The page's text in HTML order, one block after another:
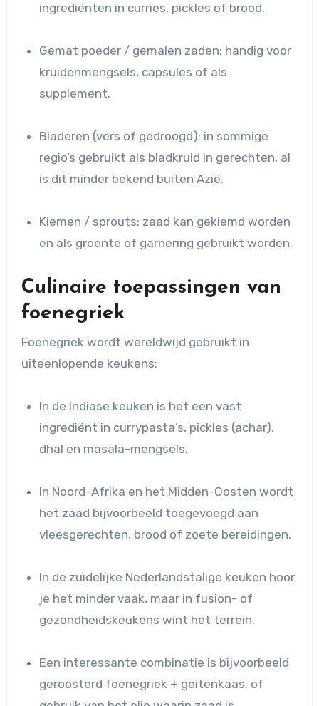
ingrediënten in curries, pickles of brood.
Gemat poeder / gemalen zaden: handig voor
kruidenmengsels, capsules of als
supplement.
Bladeren (vers of gedroogd): in sommige
regio’s gebruikt als bladkruid in gerechten, al
is dit minder bekend buiten Azië.
Kiemen / sprouts: zaad kan gekiemd worden
en als groente of garnering gebruikt worden.
Culinaire toepassingen van
foenegriek
Foenegriek wordt wereldwijd gebruikt in
uiteenlopende keukens:
In de Indiase keuken is het een vast
ingrediënt in currypasta’s, pickles (achar),
dhal en masala-mengsels.
In Noord-Afrika en het Midden-Oosten wordt
het zaad bijvoorbeeld toegevoegd aan
vleesgerechten, brood of zoete bereidingen.
In de zuidelijke Nederlandstalige keuken hoor
je het minder vaak, maar in fusion- of
gezondheidskeukens wint het terrein.
Een interessante combinatie is bijvoorbeeld
geroosterd foenegriek + geitenkaas, of